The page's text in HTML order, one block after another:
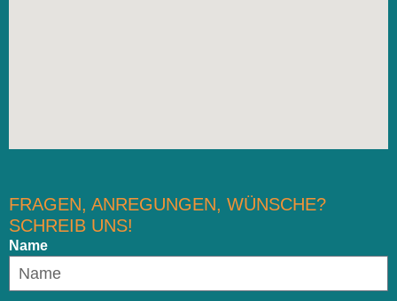
FRAGEN, ANREGUNGEN, WÜNSCHE?
SCHREIB UNS!
Name